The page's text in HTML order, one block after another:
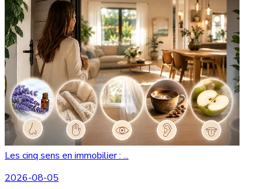
Les cinq sens en immobilier : ...
2026-08-05